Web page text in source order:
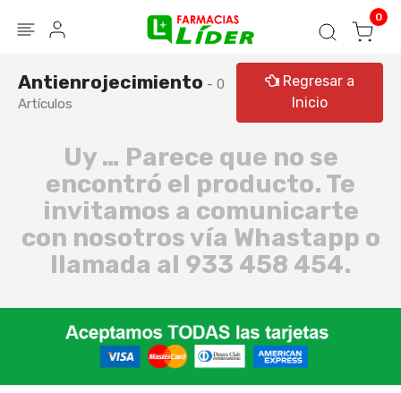
Seguir mi pedido 0
Antienrojecimiento - 0
Artículos
Regresar a
Inicio
Uy … Parece que no se
encontró el producto. Te
invitamos a comunicarte
con nosotros vía Whastapp o
llamada al 933 458 454.